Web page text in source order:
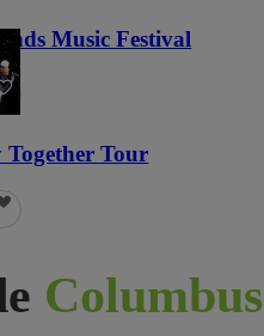
Music Festival
Together Tour
Columbus